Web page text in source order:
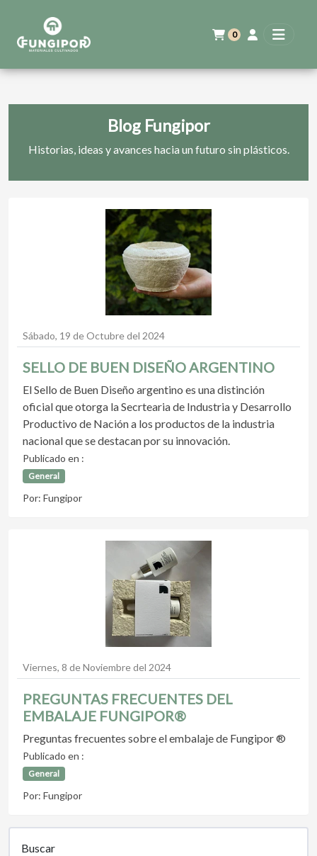
0
Blog Fungipor
Historias, ideas y avances hacia un futuro sin plásticos.
Sábado, 19 de Octubre del 2024
SELLO DE BUEN DISEÑO ARGENTINO
El Sello de Buen Diseño argentino es una distinción
oficial que otorga la Secrtearia de Industria y Desarrollo
Productivo de Nación a los productos de la industria
nacional que se destacan por su innovación.
Publicado en :
General
Por: Fungipor
Viernes, 8 de Noviembre del 2024
PREGUNTAS FRECUENTES DEL
EMBALAJE FUNGIPOR®
Preguntas frecuentes sobre el embalaje de Fungipor ®
Publicado en :
General
Por: Fungipor
Buscar